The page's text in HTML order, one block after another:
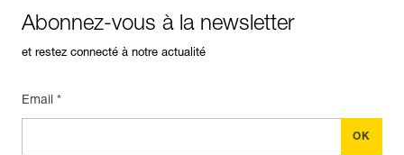
Abonnez-vous à la newsletter
et restez connecté à notre actualité
Email *